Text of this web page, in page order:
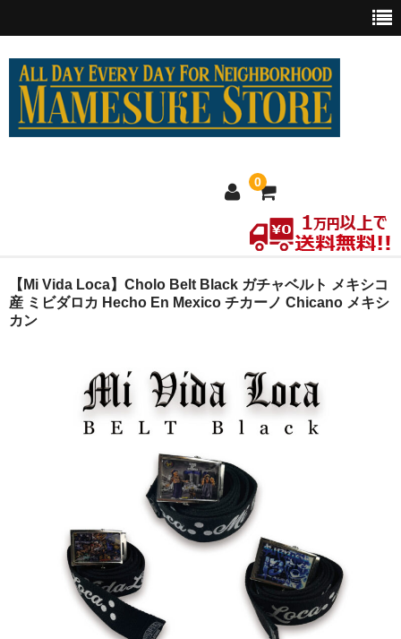
0
ホーム
MEXICO買い付け
ウェア
全商品（ウェア）
ゲームシャツ
コーチジャケット
スウェット＆フーディ
【Mi Vida Loca】Cholo Belt Black ガチャベルト メキシコ
産 ミビダロカ Hecho En Mexico チカーノ Chicano メキシ
カン